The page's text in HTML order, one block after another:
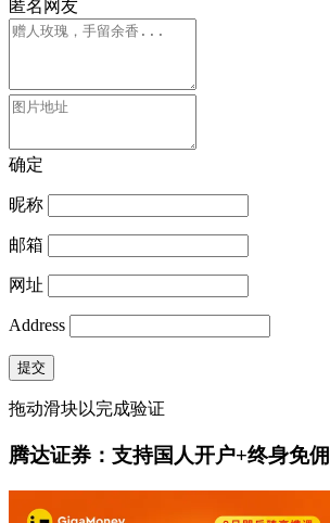
匿名网友
确定
昵称
邮箱
网址
Address
提交
拖动滑块以完成验证
腾达证券：支持国人开户+终身免佣